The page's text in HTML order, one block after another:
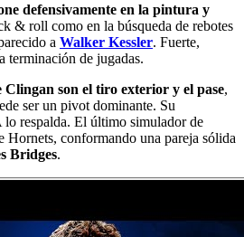
defensivamente en la pintura y
& roll como en la búsqueda de rebotes
a Walker Kessler. Fuerte,
terminación de jugadas.
Clingan son el tiro exterior y el pase,
ser un pivot dominante. Su
respalda. El último simulador de
Hornets, conformando una pareja sólida
Bridges.